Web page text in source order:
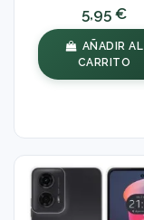
5,95 €
AÑADIR AL
CARRITO